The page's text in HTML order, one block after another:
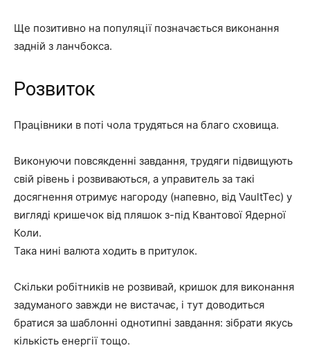
Ще позитивно на популяції позначається виконання
задній з ланчбокса.
Розвиток
Працівники в поті чола трудяться на благо сховища.
Виконуючи повсякденні завдання, трудяги підвищують
свій рівень і розвиваються, а управитель за такі
досягнення отримує нагороду (напевно, від VaultTec) у
вигляді кришечок від пляшок з-під Квантової Ядерної
Коли.
Така нині валюта ходить в притулок.
Скільки робітників не розвивай, кришок для виконання
задуманого завжди не вистачає, і тут доводиться
братися за шаблонні однотипні завдання: зібрати якусь
кількість енергії тощо.